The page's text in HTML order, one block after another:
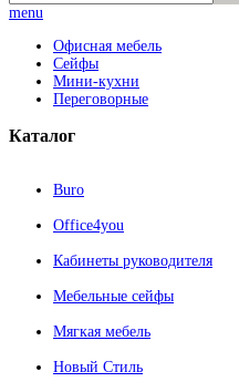
menu
Офисная мебель
Сейфы
Мини-кухни
Переговорные
Каталог
Buro
Office4you
Кабинеты руководителя
Мебельные сейфы
Мягкая мебель
Новый Стиль